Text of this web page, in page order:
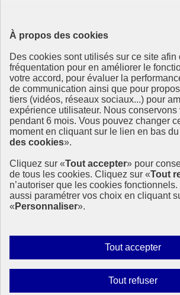
À propos des cookies
Des cookies sont utilisés sur ce site afin
fréquentation pour en améliorer le
votre accord, pour évaluer la
de communication ainsi que pour
tiers (vidéos, réseaux sociaux...) pour
expérience utilisateur. Nous conservons
pendant 6 mois. Vous pouvez changer
moment en cliquant sur le lien en bas
des cookies».
Cliquez sur «Tout accepter» pour
de tous les cookies. Cliquez sur «Tout
n’autoriser que les cookies
aussi paramétrer vos choix en cliquant
« Personnaliser».
Tout accepter
tous
Tout refuser
Ressources
Ressources
La Méth’ODD
Gouvernement
Ce site propose l’information de référence
2030 et la feuille de route de la France. Il
tous les acteurs.
info.gouv.fr- ouvre une nouvelle fenêtre
service-public.fr - ouvre une nouvelle
legifrance.gouv.fr- ouvre une nouvelle
data.gouv.fr- ouvre une nouvelle
Plan du site
Mentions légales